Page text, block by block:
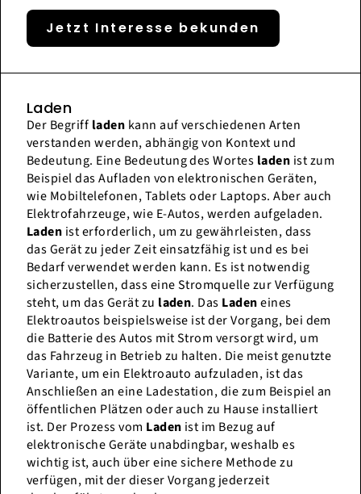
Jetzt Interesse bekunden
Laden
Der Begriff laden kann auf verschiedenen Arten
verstanden werden, abhängig von Kontext und
Bedeutung. Eine Bedeutung des Wortes laden ist zum
Beispiel das Aufladen von elektronischen Geräten,
wie Mobiltelefonen, Tablets oder Laptops. Aber auch
Elektrofahrzeuge, wie E-Autos, werden aufgeladen.
Laden ist erforderlich, um zu gewährleisten, dass
das Gerät zu jeder Zeit einsatzfähig ist und es bei
Bedarf verwendet werden kann. Es ist notwendig
sicherzustellen, dass eine Stromquelle zur Verfügung
steht, um das Gerät zu laden. Das Ladeneines
Elektroautos beispielsweise ist der Vorgang, bei dem
die Batterie des Autos mit Strom versorgt wird, um
das Fahrzeug in Betrieb zu halten. Die meist genutzte
Variante, um ein Elektroauto aufzuladen, ist das
Anschließen an eine Ladestation, die zum Beispiel an
öffentlichen Plätzen oder auch zu Hause installiert
ist. Der Prozess vom Laden ist im Bezug auf
elektronische Geräte unabdingbar, weshalb es
wichtig ist, auch über eine sichere Methode zu
verfügen, mit der dieser Vorgang jederzeit